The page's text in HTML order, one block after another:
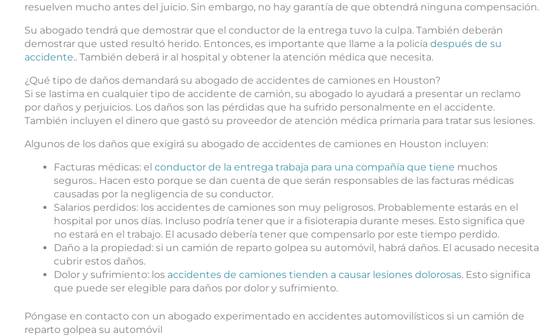
resuelven mucho antes del juicio. Sin embargo, no hay garantía de que obtendrá ninguna compensación.
Su abogado tendrá que demostrar que el conductor de la entrega tuvo la culpa. También deberán
demostrar que usted resultó herido. Entonces, es importante que llame a la policía después de su
accidente.. También deberá ir al hospital y obtener la atención médica que necesita.
¿Qué tipo de daños demandará su abogado de accidentes de camiones en Houston?
Si se lastima en cualquier tipo de accidente de camión, su abogado lo ayudará a presentar un reclamo
por daños y perjuicios. Los daños son las pérdidas que ha sufrido personalmente en el accidente.
También incluyen el dinero que gastó su proveedor de atención médica primaria para tratar sus lesiones.
Algunos de los daños que exigirá su abogado de accidentes de camiones en Houston incluyen:
Facturas médicas: el conductor de la entrega trabaja para una compañía que tiene muchos
seguros.. Hacen esto porque se dan cuenta de que serán responsables de las facturas médicas
causadas por la negligencia de su conductor.
Salarios perdidos: los accidentes de camiones son muy peligrosos. Probablemente estarás en el
hospital por unos días. Incluso podría tener que ir a fisioterapia durante meses. Esto significa que
no estará en el trabajo. El acusado debería tener que compensarlo por este tiempo perdido.
Daño a la propiedad: si un camión de reparto golpea su automóvil, habrá daños. El acusado necesita
cubrir estos daños.
Dolor y sufrimiento: los accidentes de camiones tienden a causar lesiones dolorosas. Esto significa
que puede ser elegible para daños por dolor y sufrimiento.
Póngase en contacto con un abogado experimentado en accidentes automovilísticos si un camión de
reparto golpea su automóvil